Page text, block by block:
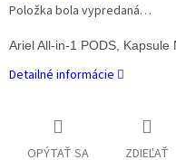
Položka bola vypredaná…
Ariel All-in-1 PODS,
Detailné informácie
OPÝTAŤ SA ZDIEĽAŤ